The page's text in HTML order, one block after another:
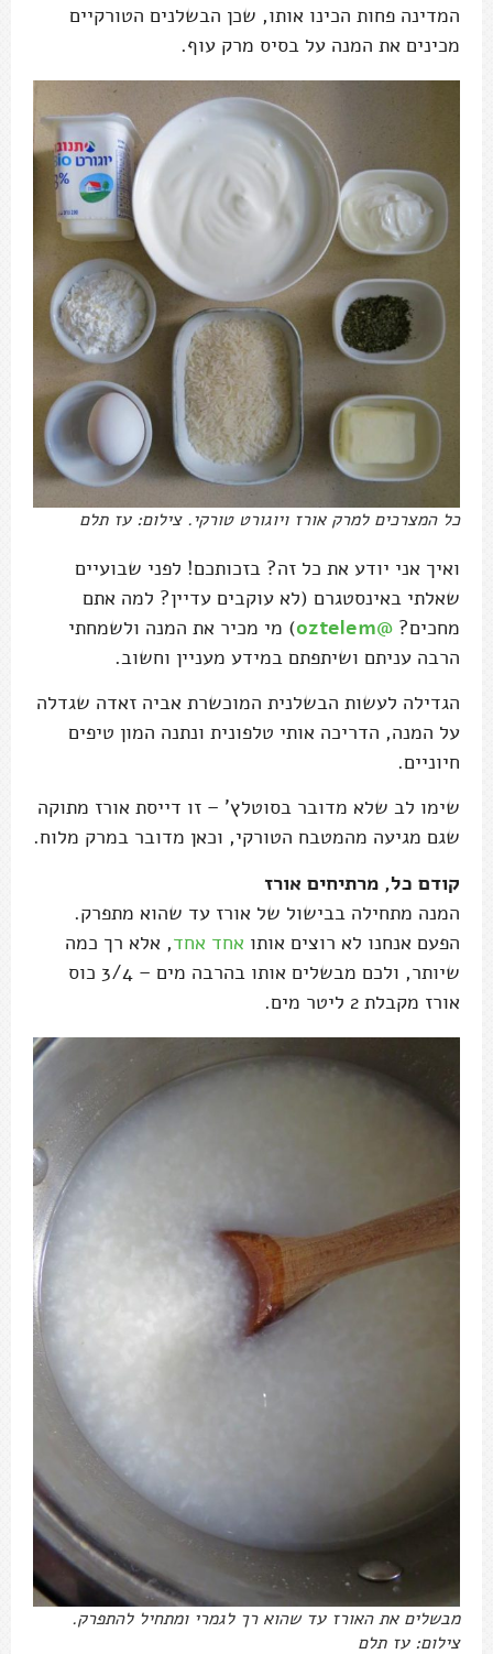
המדינה פחות הכינו אותו, שכן הבשלנים הטורקיים
מכינים את המנה על בסיס מרק עוף.
כל המצרכים למרק אורז ויוגורט טורקי. צילום: עז תלם
ואיך אני יודע את כל זה? בזכותכם! לפני שבועיים
שאלתי באינסטגרם (לא עוקבים עדיין? למה אתם
מחכים? @oztelem
) מי מכיר את המנה ולשמחתי
הרבה עניתם ושיתפתם במידע מעניין וחשוב.
הגדילה לעשות הבשלנית המוכשרת אביה זאדה שגדלה
על המנה, הדריכה אותי טלפונית ונתנה המון טיפים
חיוניים.
שימו לב שלא מדובר בסוטלץ' – זו דייסת אורז מתוקה
שגם מגיעה מהמטבח הטורקי, וכאן מדובר במרק מלוח.
קודם כל, מרתיחים אורז
המנה מתחילה בבישול של אורז עד שהוא מתפרק.
הפעם אנחנו לא רוצים אותו אחד אחד, אלא רך כמה
שיותר, ולכם מבשלים אותו בהרבה מים – 3/4 כוס
אורז מקבלת 2 ליטר מים.
מבשלים את האורז עד שהוא רך לגמרי ומתחיל להתפרק.
צילום: עז תלם